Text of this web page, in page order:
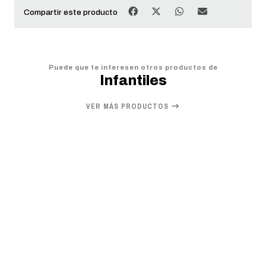
Compartir este producto
Puede que te interesen otros productos de
Infantiles
VER MÁS PRODUCTOS